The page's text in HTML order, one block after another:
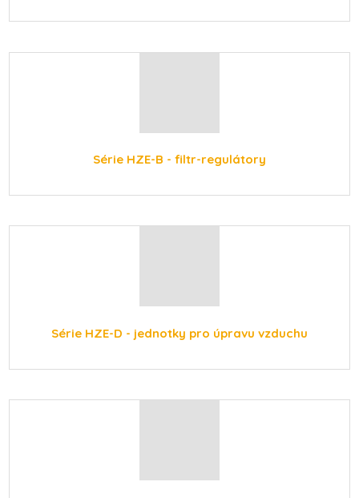
Série HZE-B - filtr-regulátory
Série HZE-D - jednotky pro úpravu vzduchu